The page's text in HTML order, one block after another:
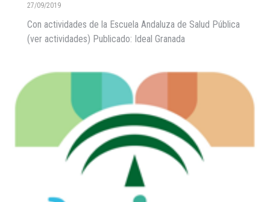
27/09/2019
Con actividades de la Escuela Andaluza de Salud Pública
(ver actividades) Publicado: Ideal Granada